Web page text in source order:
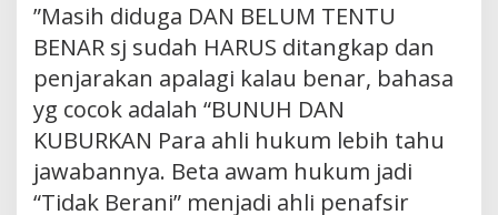
”Masih diduga DAN BELUM TENTU
BENAR sj sudah HARUS ditangkap dan
penjarakan apalagi kalau benar, bahasa
yg cocok adalah “BUNUH DAN
KUBURKAN Para ahli hukum lebih tahu
jawabannya. Beta awam hukum jadi
“Tidak Berani” menjadi ahli penafsir